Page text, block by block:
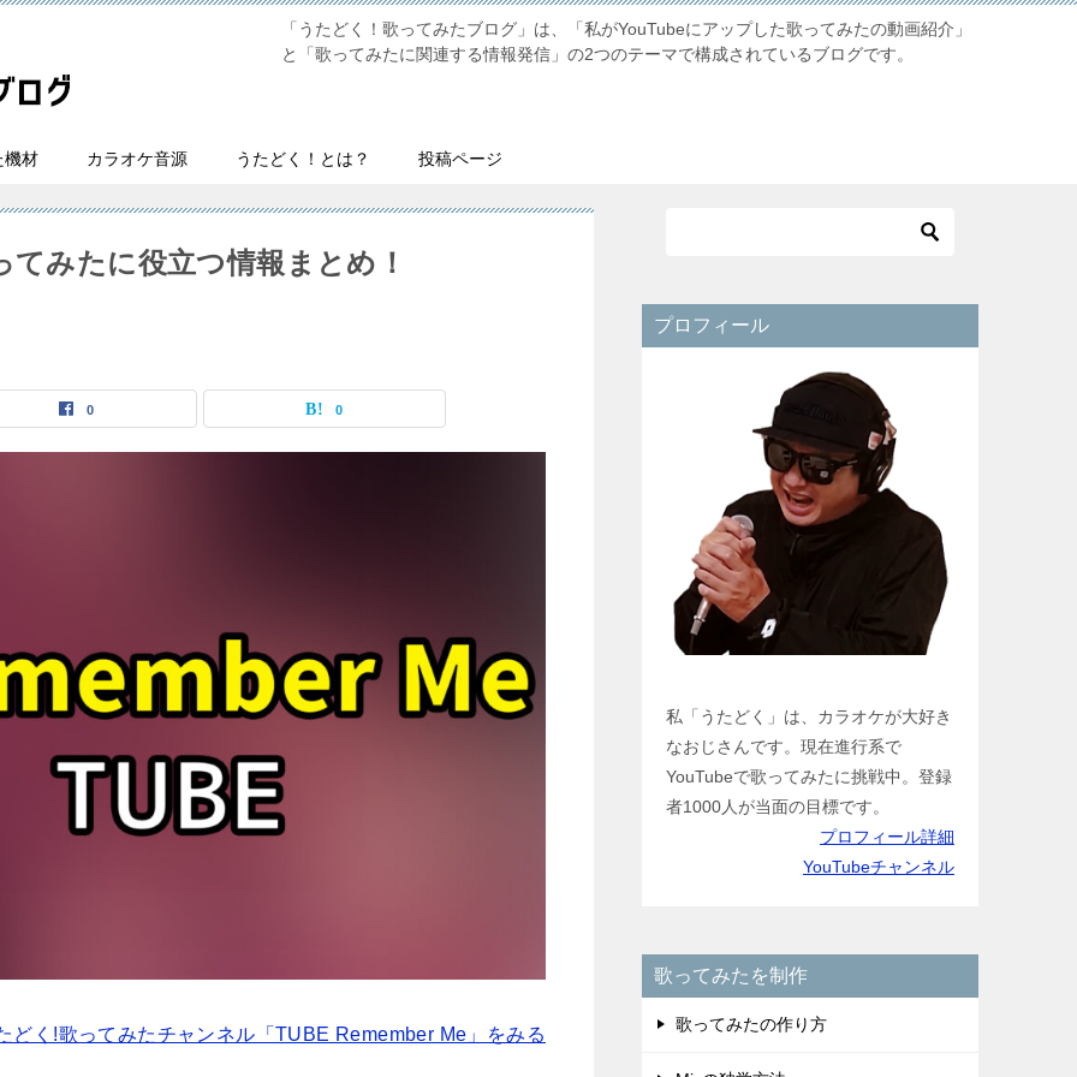
「うたどく！歌ってみたブログ」は、「私がYouTubeにアップした歌ってみたの動画紹介」
と「歌ってみたに関連する情報発信」の2つのテーマで構成されているブログです。
機材 カラオケ音源 うたどく！とは？ 投稿ページ
みたに役立つ情報まとめ！
0 0
どく!歌ってみたチャンネル「TUBE Remember Me」をみる
プロフィール
私「うたどく」は、カラオケが大好き
なおじさんです。現在進行系で
YouTubeで歌ってみたに挑戦中。登録
者1000人が当面の目標です。
プロフィール詳細
YouTubeチャンネル
歌ってみたを制作
歌ってみたの作り方